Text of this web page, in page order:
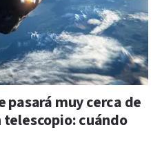
muy cerca de
telescopio: cuándo